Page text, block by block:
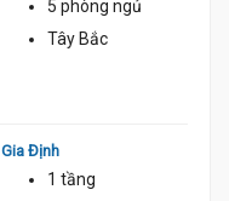
5 phòng ngủ
Tây Bắc
Gia Định
1 tầng